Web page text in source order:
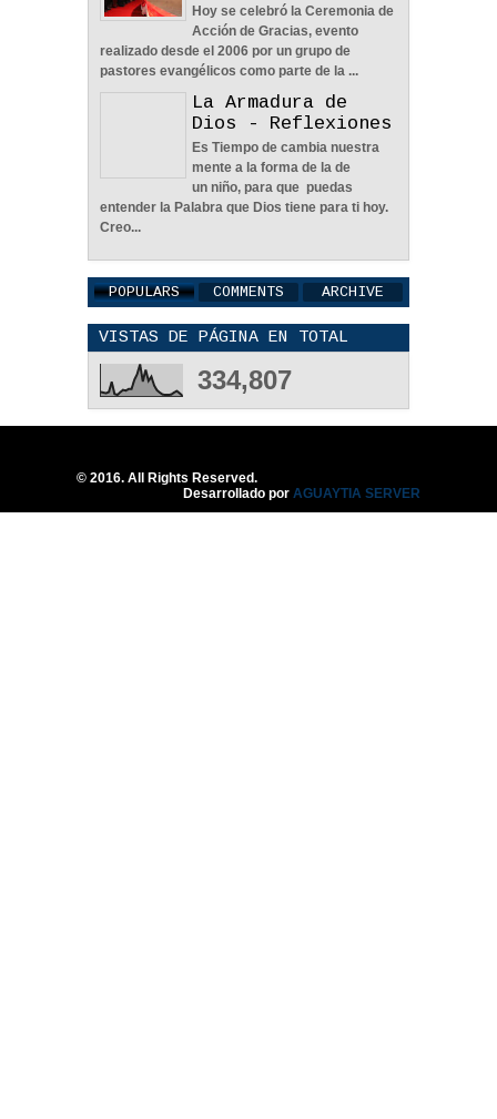
En Busca De La Pareja
Adecuada - Reflexión
2022 0
Una Familia Unida Es
Importante - Reflexión
12 May 2026 0
Hoy se celebró la Ceremonia de
Acción de Gracias, evento
realizado desde el 2006 por un grupo de
pastores evangélicos como parte de la ...
La Armadura de
Dios - Reflexiones
Es Tiempo de cambia nuestra
mente a la forma de la de
un niño, para que puedas
entender la Palabra que Dios tiene para ti hoy.
Creo...
POPULARS COMMENTS ARCHIVE
VISTAS DE PÁGINA EN TOTAL
334,807
© 2016. All Rights Reserved.
Desarrollado por AGUAYTIA SERVER